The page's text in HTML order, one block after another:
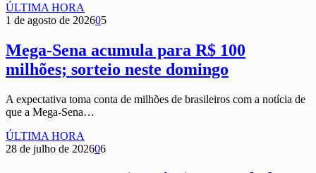
ÚLTIMA HORA
1 de agosto de 202605
Mega-Sena acumula para R$ 100
milhões; sorteio neste domingo
A expectativa toma conta de milhões de brasileiros com a notícia de
que a Mega-Sena…
ÚLTIMA HORA
28 de julho de 202606